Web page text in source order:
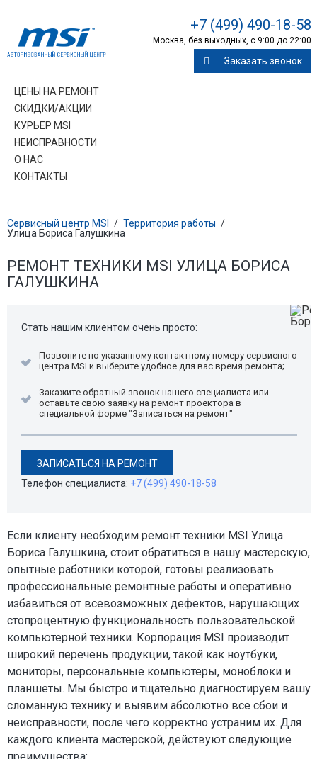
+7 (499) 490-18-58
Москва, без выходных, с 9:00 до 22:00
Заказать звонок
ЦЕНЫ НА РЕМОНТ
СКИДКИ/АКЦИИ
КУРЬЕР MSI
НЕИСПРАВНОСТИ
О НАС
КОНТАКТЫ
Сервисный центр MSI / Территория работы /
Улица Бориса Галушкина
РЕМОНТ ТЕХНИКИ MSI УЛИЦА БОРИСА
ГАЛУШКИНА
Стать нашим клиентом очень просто:
Позвоните по указанному контактному номеру сервисного
центра MSI и выберите удобное для вас время ремонта;
Закажите обратный звонок нашего специалиста или
оставьте свою заявку на ремонт проектора в
специальной форме "Записаться на ремонт"
ЗАПИСАТЬСЯ НА РЕМОНТ
Телефон специалиста: +7 (499) 490-18-58
Если клиенту необходим ремонт техники MSI Улица
Бориса Галушкина, стоит обратиться в нашу мастерскую,
опытные работники которой, готовы реализовать
профессиональные ремонтные работы и оперативно
избавиться от всевозможных дефектов, нарушающих
стопроцентную функциональность пользовательской
компьютерной техники. Корпорация MSI производит
широкий перечень продукции, такой как ноутбуки,
мониторы, персональные компьютеры, моноблоки и
планшеты. Мы быстро и тщательно диагностируем вашу
сломанную технику и выявим абсолютно все сбои и
неисправности, после чего корректно устраним их. Для
каждого клиента мастерской, действуют следующие